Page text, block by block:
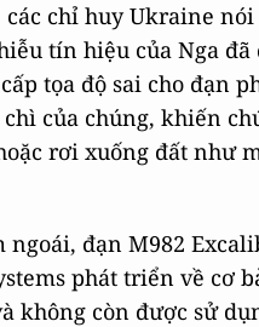
chỉ huy Ukraine nói
tín hiệu của Nga đã
tọa độ sai cho đạn
của chúng, khiến
rơi xuống đất như
ngoái, đạn M982
phát triển về cơ
không còn được sử